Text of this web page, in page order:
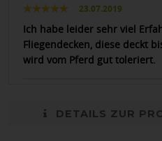
23.07.2019
Ich habe leider sehr viel
Fliegendecken, diese deckt
wird vom Pferd gut toleriert.
DETAILS ZUR